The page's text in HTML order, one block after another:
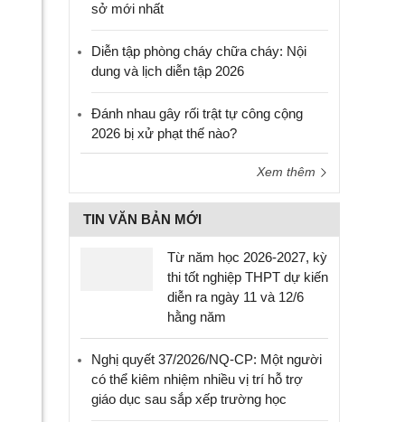
sở mới nhất
Diễn tập phòng cháy chữa cháy: Nội
dung và lịch diễn tập 2026
Đánh nhau gây rối trật tự công cộng
2026 bị xử phạt thế nào?
Xem thêm
TIN VĂN BẢN MỚI
Từ năm học 2026-2027, kỳ
thi tốt nghiệp THPT dự kiến
diễn ra ngày 11 và 12/6
hằng năm
Nghị quyết 37/2026/NQ-CP: Một người
có thể kiêm nhiệm nhiều vị trí hỗ trợ
giáo dục sau sắp xếp trường học